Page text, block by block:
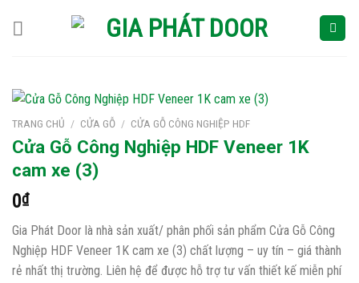
TRANG CHỦ / CỬA GỖ / CỬA GỖ CÔNG NGHIỆP HDF
Cửa Gỗ Công Nghiệp HDF Veneer 1K
cam xe (3)
0₫
Gia Phát Door là nhà sản xuất/ phân phối sản phẩm Cửa Gỗ Công
Nghiệp HDF Veneer 1K cam xe (3) chất lượng – uy tín – giá thành
rẻ nhất thị trường. Liên hệ để được hỗ trợ tư vấn thiết kế miễn phí